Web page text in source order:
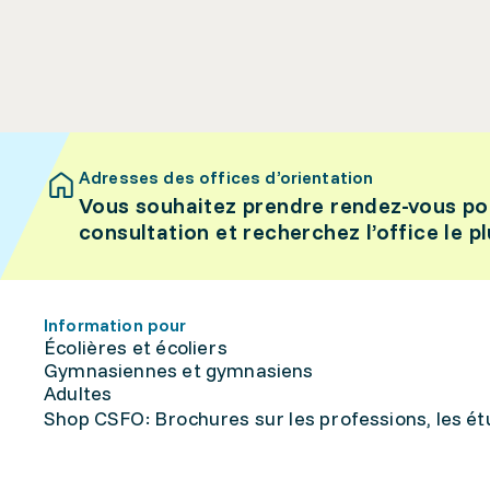
Adresses des offices d’orientation
Vous souhaitez prendre rendez-vous
consultation et recherchez l’office le
Information pour
Écolières et écoliers
Gymnasiennes et gymnasiens
Adultes
Shop CSFO: Brochures sur les professions, les